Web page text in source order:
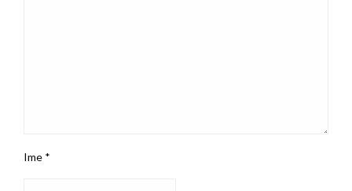
Ime *